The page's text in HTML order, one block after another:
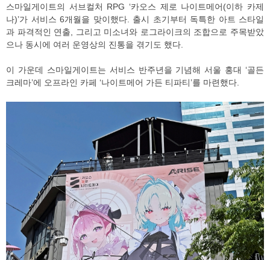
스마일게이트의 서브컬처 RPG ‘카오스 제로 나이트메어(이하 카제
나)’가 서비스 6개월을 맞이했다. 출시 초기부터 독특한 아트 스타일
과 파격적인 연출, 그리고 미소녀와 로그라이크의 조합으로 주목받았
으나 동시에 여러 운영상의 진통을 겪기도 했다.
이 가운데 스마일게이트는 서비스 반주년을 기념해 서울 홍대 ‘골든
크레마’에 오프라인 카페 ‘나이트메어 가든 티파티’를 마련했다.